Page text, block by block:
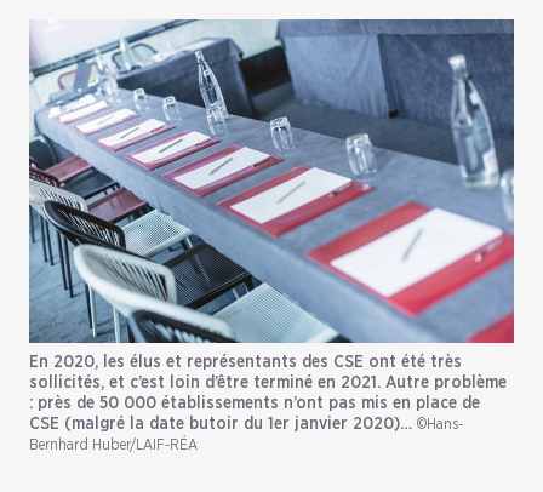
En 2020, les élus et représentants des CSE ont été très
sollicités, et c’est loin d’être terminé en 2021. Autre problème
: près de 50 000 établissements n’ont pas mis en place de
CSE (malgré la date butoir du 1er janvier 2020)… ©Hans-
Bernhard Huber/LAIF-RÉA